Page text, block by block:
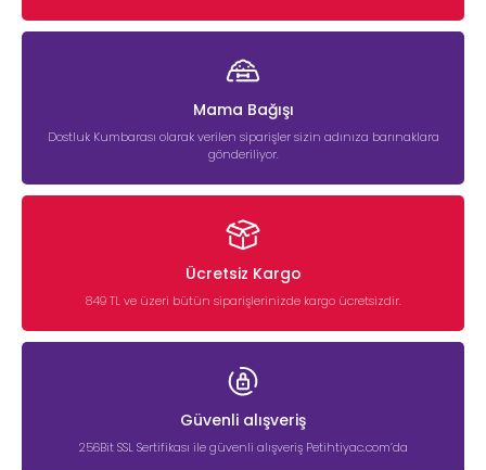
Mama Bağışı
Dostluk Kumbarası olarak verilen siparişler sizin adınıza barınaklara
gönderiliyor.
Ücretsiz Kargo
849 TL ve üzeri bütün siparişlerinizde kargo ücretsizdir.
Güvenli alışveriş
256Bit SSL Sertifikası ile güvenli alışveriş Petihtiyac.com’da